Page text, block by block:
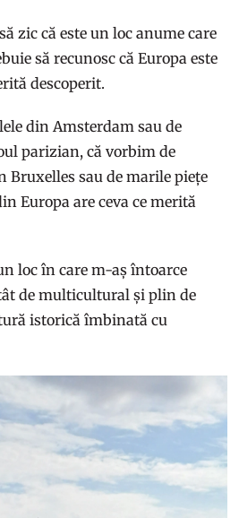
zic că este un loc anume care
să recunosc că Europa este
descoperit.
din Amsterdam sau de
parizian, că vorbim de
Bruxelles sau de marile piețe
Europa are ceva ce merită
loc în care m-aș întoarce
de multicultural și plin de
istorică îmbinată cu